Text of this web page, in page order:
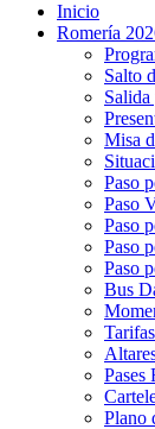
Inicio
Romería
Salto
Misa
Paso
Paso
Paso
Paso
Paso
Bus
Pases
Plano